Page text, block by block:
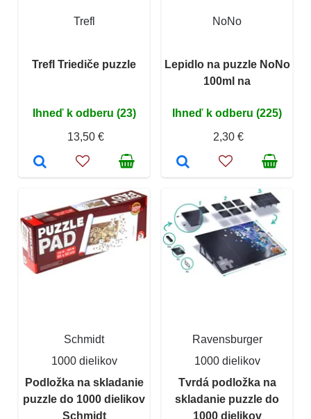
Trefl
Trefl Triediče puzzle
Ihneď k odberu (23)
13,50 €
NoNo
Lepidlo na puzzle NoNo
100ml na
Ihneď k odberu (225)
2,30 €
Schmidt
1000 dielikov
Podložka na skladanie
puzzle do 1000 dielikov
Schmidt
Ravensburger
1000 dielikov
Tvrdá podložka na
skladanie puzzle do
1000 dielikov